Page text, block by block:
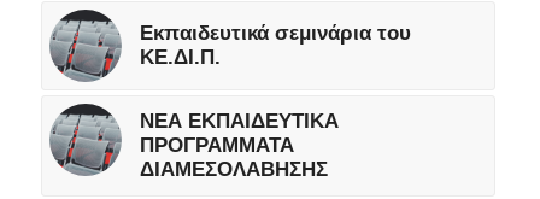
Εκπαιδευτικά σεμινάρια του
ΚΕ.ΔΙ.Π.
ΝΕΑ ΕΚΠΑΙΔΕΥΤΙΚΑ
ΠΡΟΓΡΑΜΜΑΤΑ
ΔΙΑΜΕΣΟΛΑΒΗΣΗΣ